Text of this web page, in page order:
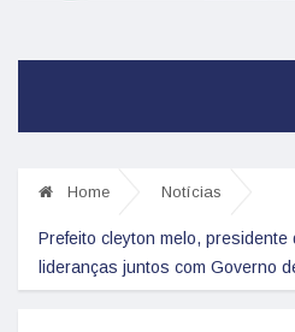
Home Notícias
Prefeito cleyton melo,
lideranças juntos com Governo